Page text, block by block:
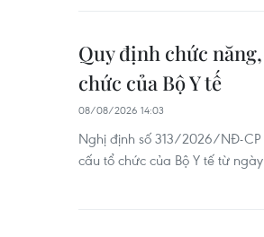
Quy định chức
chức của Bộ Y tế
08/08/2026 14:03
Nghị định số 313/2026/NĐ-
cấu tổ chức của Bộ Y tế từ